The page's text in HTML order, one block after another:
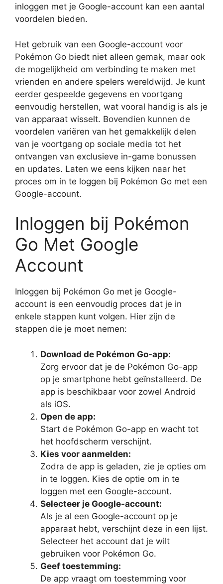
inloggen met je Google-account kan een aantal
voordelen bieden.
Het gebruik van een Google-account voor
Pokémon Go biedt niet alleen gemak, maar ook
de mogelijkheid om verbinding te maken met
vrienden en andere spelers wereldwijd. Je kunt
eerder gespeelde gegevens en voortgang
eenvoudig herstellen, wat vooral handig is als je
van apparaat wisselt. Bovendien kunnen de
voordelen variëren van het gemakkelijk delen
van je voortgang op sociale media tot het
ontvangen van exclusieve in-game bonussen
en updates. Laten we eens kijken naar het
proces om in te loggen bij Pokémon Go met een
Google-account.
Inloggen bij Pokémon
Go Met Google
Account
Inloggen bij Pokémon Go met je Google-
account is een eenvoudig proces dat je in
enkele stappen kunt volgen. Hier zijn de
stappen die je moet nemen:
Download de Pokémon Go-app:
Zorg ervoor dat je de Pokémon Go-app
op je smartphone hebt geïnstalleerd. De
app is beschikbaar voor zowel Android
als iOS.
Open de app:
Start de Pokémon Go-app en wacht tot
het hoofdscherm verschijnt.
Kies voor aanmelden:
Zodra de app is geladen, zie je opties om
in te loggen. Kies de optie om in te
loggen met een Google-account.
Selecteer je Google-account:
Als je al een Google-account op je
apparaat hebt, verschijnt deze in een lijst.
Selecteer het account dat je wilt
gebruiken voor Pokémon Go.
Geef toestemming:
De app vraagt om toestemming voor